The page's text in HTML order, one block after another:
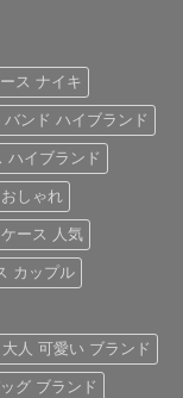
ス ナイキ
ンド ハイブランド
ハイブランド
しゃれ
ース 人気
カップル
人 可愛い ブランド
グ ブランド